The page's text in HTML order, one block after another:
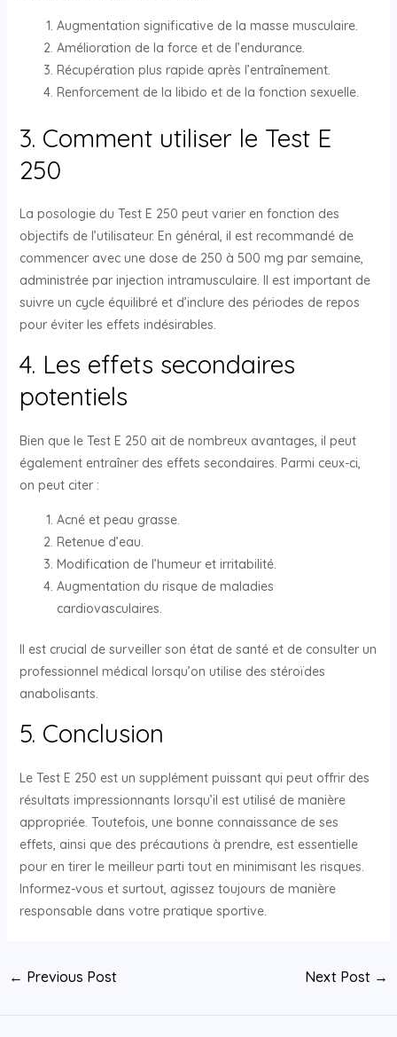
Augmentation significative de la masse musculaire.
Amélioration de la force et de l’endurance.
Récupération plus rapide après l’entraînement.
Renforcement de la libido et de la fonction sexuelle.
3. Comment utiliser le Test E
250
La posologie du Test E 250 peut varier en fonction des
objectifs de l’utilisateur. En général, il est recommandé de
commencer avec une dose de 250 à 500 mg par semaine,
administrée par injection intramusculaire. Il est important de
suivre un cycle équilibré et d’inclure des périodes de repos
pour éviter les effets indésirables.
4. Les effets secondaires
potentiels
Bien que le Test E 250 ait de nombreux avantages, il peut
également entraîner des effets secondaires. Parmi ceux-ci,
on peut citer :
Acné et peau grasse.
Retenue d’eau.
Modification de l’humeur et irritabilité.
Augmentation du risque de maladies
cardiovasculaires.
Il est crucial de surveiller son état de santé et de consulter un
professionnel médical lorsqu’on utilise des stéroïdes
anabolisants.
5. Conclusion
Le Test E 250 est un supplément puissant qui peut offrir des
résultats impressionnants lorsqu’il est utilisé de manière
appropriée. Toutefois, une bonne connaissance de ses
effets, ainsi que des précautions à prendre, est essentielle
pour en tirer le meilleur parti tout en minimisant les risques.
Informez-vous et surtout, agissez toujours de manière
responsable dans votre pratique sportive.
← Previous Post Next Post →